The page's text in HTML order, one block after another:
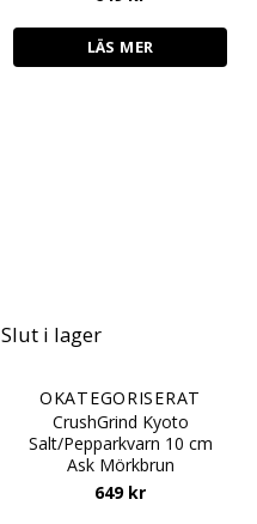
LÄS MER
Slut i lager
OKATEGORISERAT
CrushGrind Kyoto
Salt/Pepparkvarn 10 cm
Ask Mörkbrun
649 kr